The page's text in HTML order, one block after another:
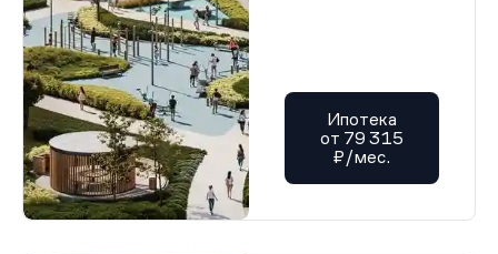
Ипотека
от 79 315
₽/мес.